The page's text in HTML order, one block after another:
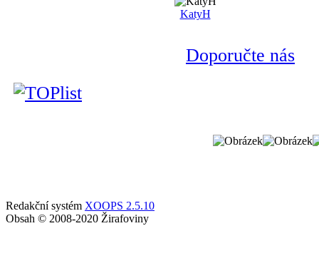
KatyH
Doporučte nás
Redakční systém XOOPS 2.5.10
Obsah © 2008-2020 Žirafoviny